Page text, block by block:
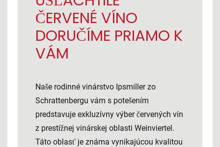
ČERVENÉ VÍNO
DORUČÍME PRIAMO K
VÁM
Naše rodinné vinárstvo Ipsmiller zo
Schrattenbergu vám s potešením
predstavuje exkluzívny výber červených vín
z prestížnej vinárskej oblasti Weinviertel.
Táto oblasť je známa vynikajúcou kvalitou